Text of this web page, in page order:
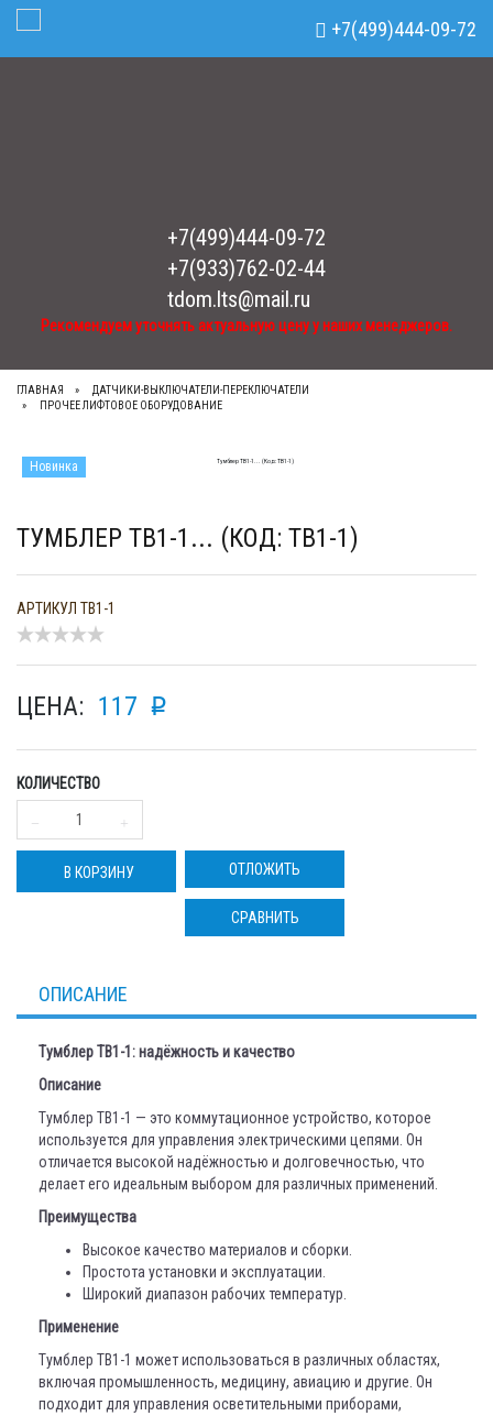
Рекомендуем уточнять актуальную цену у наших менеджеров.
+7(499)444-09-72
+7(933)762-02-44
tdom.lts@mail.ru
Рекомендуем уточнять актуальную цену у наших менеджеров.
+7(499)444-09-72
Toggle Navigation
ГЛАВНАЯ
ДАТЧИКИ-ВЫКЛЮЧАТЕЛИ-ПЕРЕКЛЮЧАТЕЛИ
ПРОЧЕЕ ЛИФТОВОЕ ОБОРУДОВАНИЕ
Новинка
ТУМБЛЕР ТВ1-1... (КОД: ТВ1-1)
АРТИКУЛ ТВ1-1
ЦЕНА: 117 p
КОЛИЧЕСТВО
В КОРЗИНУ ОТЛОЖИТЬ
СРАВНИТЬ
ОПИСАНИЕ
Тумблер ТВ1-1: надёжность и качество
Описание
Тумблер ТВ1-1 — это коммутационное устройство, которое
используется для управления электрическими цепями. Он
отличается высокой надёжностью и долговечностью, что
делает его идеальным выбором для различных применений.
Преимущества
Высокое качество материалов и сборки.
Простота установки и эксплуатации.
Широкий диапазон рабочих температур.
Применение
Тумблер ТВ1-1 может использоваться в различных областях,
включая промышленность, медицину, авиацию и другие. Он
подходит для управления осветительными приборами,